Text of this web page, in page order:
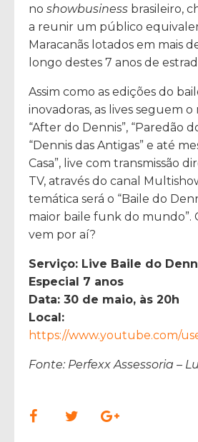
no showbusiness brasileiro,
a reunir um público
Maracanãs lotados em mais
longo destes 7 anos de
Assim como as edições do
inovadoras, as lives seguem o
“After do Dennis”, “Paredão
“Dennis das Antigas” e até
Casa”, live com transmissão
TV, através do canal
temática será o “Baile do
maior baile funk do mundo”.
vem por aí?
Serviço: Live Baile do
Especial 7 anos
Data: 30 de maio, às 20h
Local:
https://www.youtube.com/
Fonte: Perfexx Assessoria –